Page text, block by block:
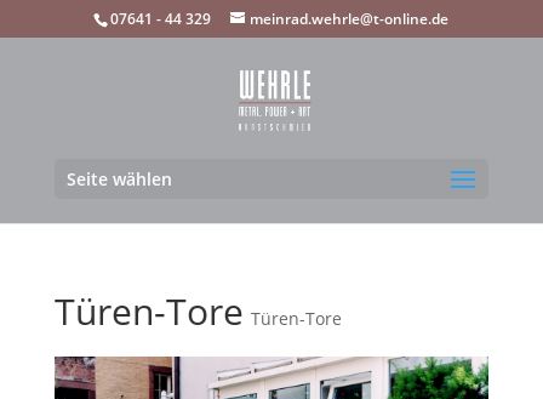
07641 - 44 329 meinrad.wehrle@t-online.de
Seite wählen
Türen-Tore Türen-Tore